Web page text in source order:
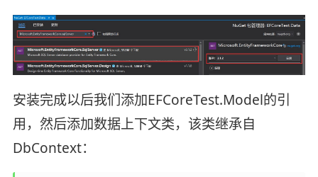
安装完成以后我们添加EFCoreTest.Model的引
用，然后添加数据上下文类，该类继承自
DbContext：